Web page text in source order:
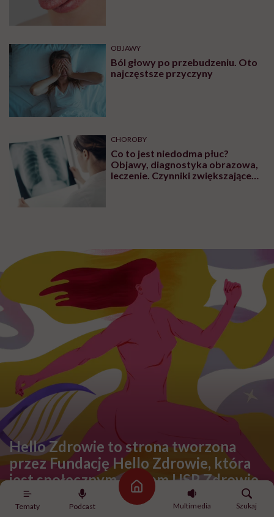
Tematy Podcast
Strona główna
Multimedia
Szukaj
OBJAWY
Ból głowy po przebudzeniu. Oto
najczęstsze przyczyny
CHOROBY
Co to jest niedodma płuc?
Objawy, diagnostyka obrazowa,
leczenie. Czynniki zwiększające
Hello Zdrowie to strona tworzona
przez Fundację Hello Zdrowie, która
jest społecznym głosem USP Zdrowie.